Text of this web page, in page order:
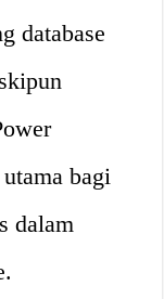
database
bagi
dalam